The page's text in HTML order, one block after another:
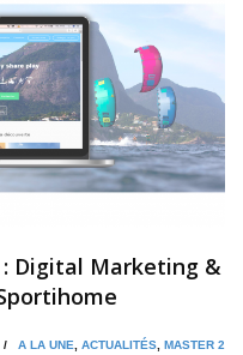
Digital Marketing &
/ A LA UNE ACTUALITÉS MASTER 2